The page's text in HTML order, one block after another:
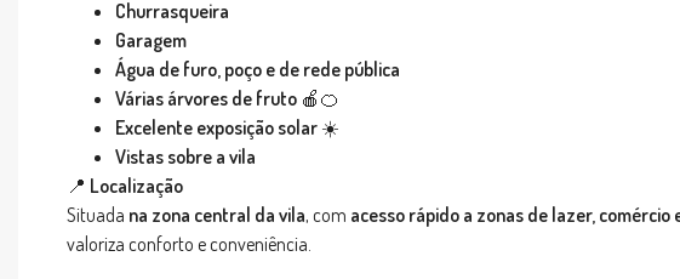
Churrasqueira
Garagem
Água de furo, poço e de rede pública
Várias árvores de fruto 🍎🍊
Excelente exposição solar ☀️
Vistas sobre a vila
📍 Localização
Situada na zona central da vila, com acesso rápido a zonas de lazer, comércio
valoriza conforto e conveniência.